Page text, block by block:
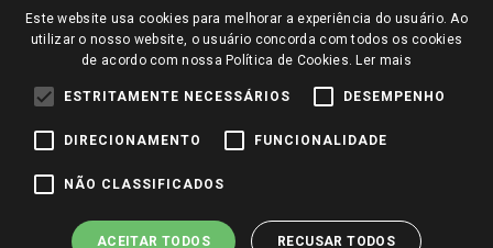
Perguntas frequentes
Trabalhe Conosco
Identidade Visual
Redes Sociais
Pagamento e Segurança
Este website usa cookies para melhorar a experiência do usuário. Ao
utilizar o nosso website, o usuário concorda com todos os cookies
de acordo com nossa Política de Cookies. Ler mais
ESTRITAMENTE NECESSÁRIOS DESEMPENHO
DIRECIONAMENTO FUNCIONALIDADE
NÃO CLASSIFICADOS
ACEITAR TODOS RECUSAR TODOS